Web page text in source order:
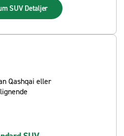
SUV Detaljer